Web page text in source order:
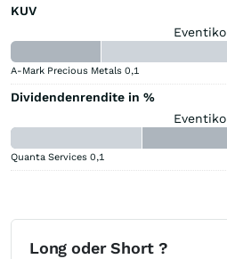
KUV
Eventiko
A-Mark Precious Metals 0,1
Dividendenrendite in %
Eventiko
Quanta Services 0,1
Long oder Short ?